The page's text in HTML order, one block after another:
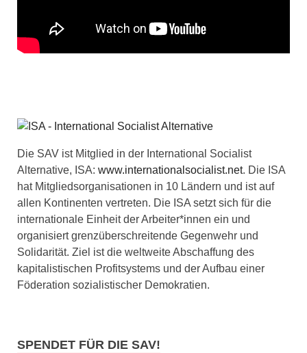
Die SAV ist Mitglied in der International Socialist
Alternative, ISA: www.internationalsocialist.net. Die ISA
hat Mitgliedsorganisationen in 10 Ländern und ist auf
allen Kontinenten vertreten. Die ISA setzt sich für die
internationale Einheit der Arbeiter*innen ein und
organisiert grenzüberschreitende Gegenwehr und
Solidarität. Ziel ist die weltweite Abschaffung des
kapitalistischen Profitsystems und der Aufbau einer
Föderation sozialistischer Demokratien.
SPENDET FÜR DIE SAV!